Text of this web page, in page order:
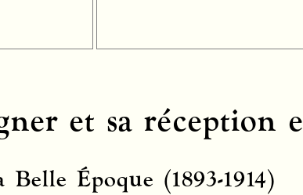
et sa réception
Belle Époque (1893-1914)